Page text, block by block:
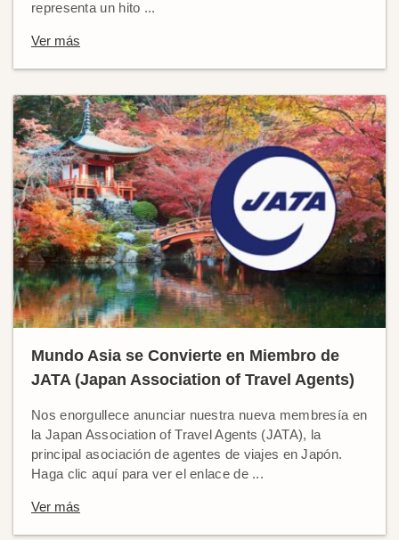
representa un hito ...
Ver más
Mundo Asia se Convierte en Miembro de
JATA (Japan Association of Travel Agents)
Nos enorgullece anunciar nuestra nueva membresía en
la Japan Association of Travel Agents (JATA), la
principal asociación de agentes de viajes en Japón.
Haga clic aquí para ver el enlace de ...
Ver más